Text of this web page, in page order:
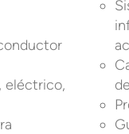
eléctrico,